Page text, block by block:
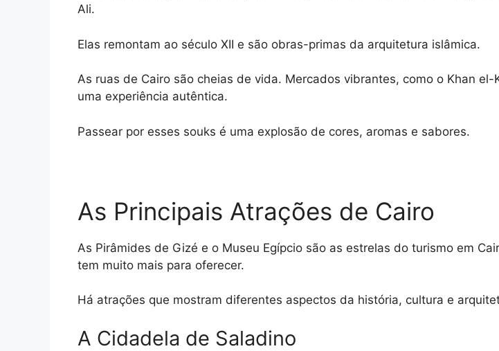
Ali.
Elas remontam ao século XII e são obras-primas da arquitetura islâmica.
As ruas de Cairo são cheias de vida. Mercados vibrantes, como o Khan el-
uma experiência autêntica.
Passear por esses souks é uma explosão de cores, aromas e sabores.
As Principais Atrações de Cairo
As Pirâmides de Gizé e o Museu Egípcio são as estrelas do turismo em
tem muito mais para oferecer.
Há atrações que mostram diferentes aspectos da história, cultura e
A Cidadela de Saladino